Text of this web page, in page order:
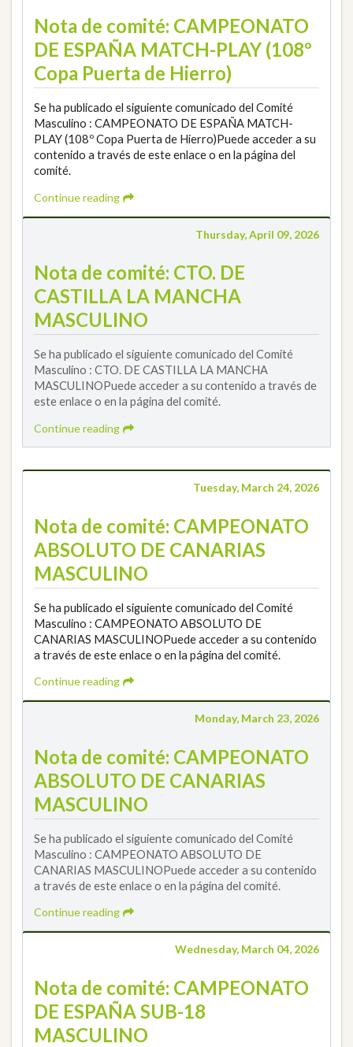
Nota de comité: CAMPEONATO
DE ESPAÑA MATCH-PLAY (108º
Copa Puerta de Hierro)
Se ha publicado el siguiente comunicado del Comité
Masculino : CAMPEONATO DE ESPAÑA MATCH-
PLAY (108º Copa Puerta de Hierro)Puede acceder a su
contenido a través de este enlace o en la página del
comité.
Continue reading
Thursday, April 09, 2026
Nota de comité: CTO. DE
CASTILLA LA MANCHA
MASCULINO
Se ha publicado el siguiente comunicado del Comité
Masculino : CTO. DE CASTILLA LA MANCHA
MASCULINOPuede acceder a su contenido a través de
este enlace o en la página del comité.
Continue reading
Tuesday, March 24, 2026
Nota de comité: CAMPEONATO
ABSOLUTO DE CANARIAS
MASCULINO
Se ha publicado el siguiente comunicado del Comité
Masculino : CAMPEONATO ABSOLUTO DE
CANARIAS MASCULINOPuede acceder a su contenido
a través de este enlace o en la página del comité.
Continue reading
Monday, March 23, 2026
Nota de comité: CAMPEONATO
ABSOLUTO DE CANARIAS
MASCULINO
Se ha publicado el siguiente comunicado del Comité
Masculino : CAMPEONATO ABSOLUTO DE
CANARIAS MASCULINOPuede acceder a su contenido
a través de este enlace o en la página del comité.
Continue reading
Wednesday, March 04, 2026
Nota de comité: CAMPEONATO
DE ESPAÑA SUB-18
MASCULINO